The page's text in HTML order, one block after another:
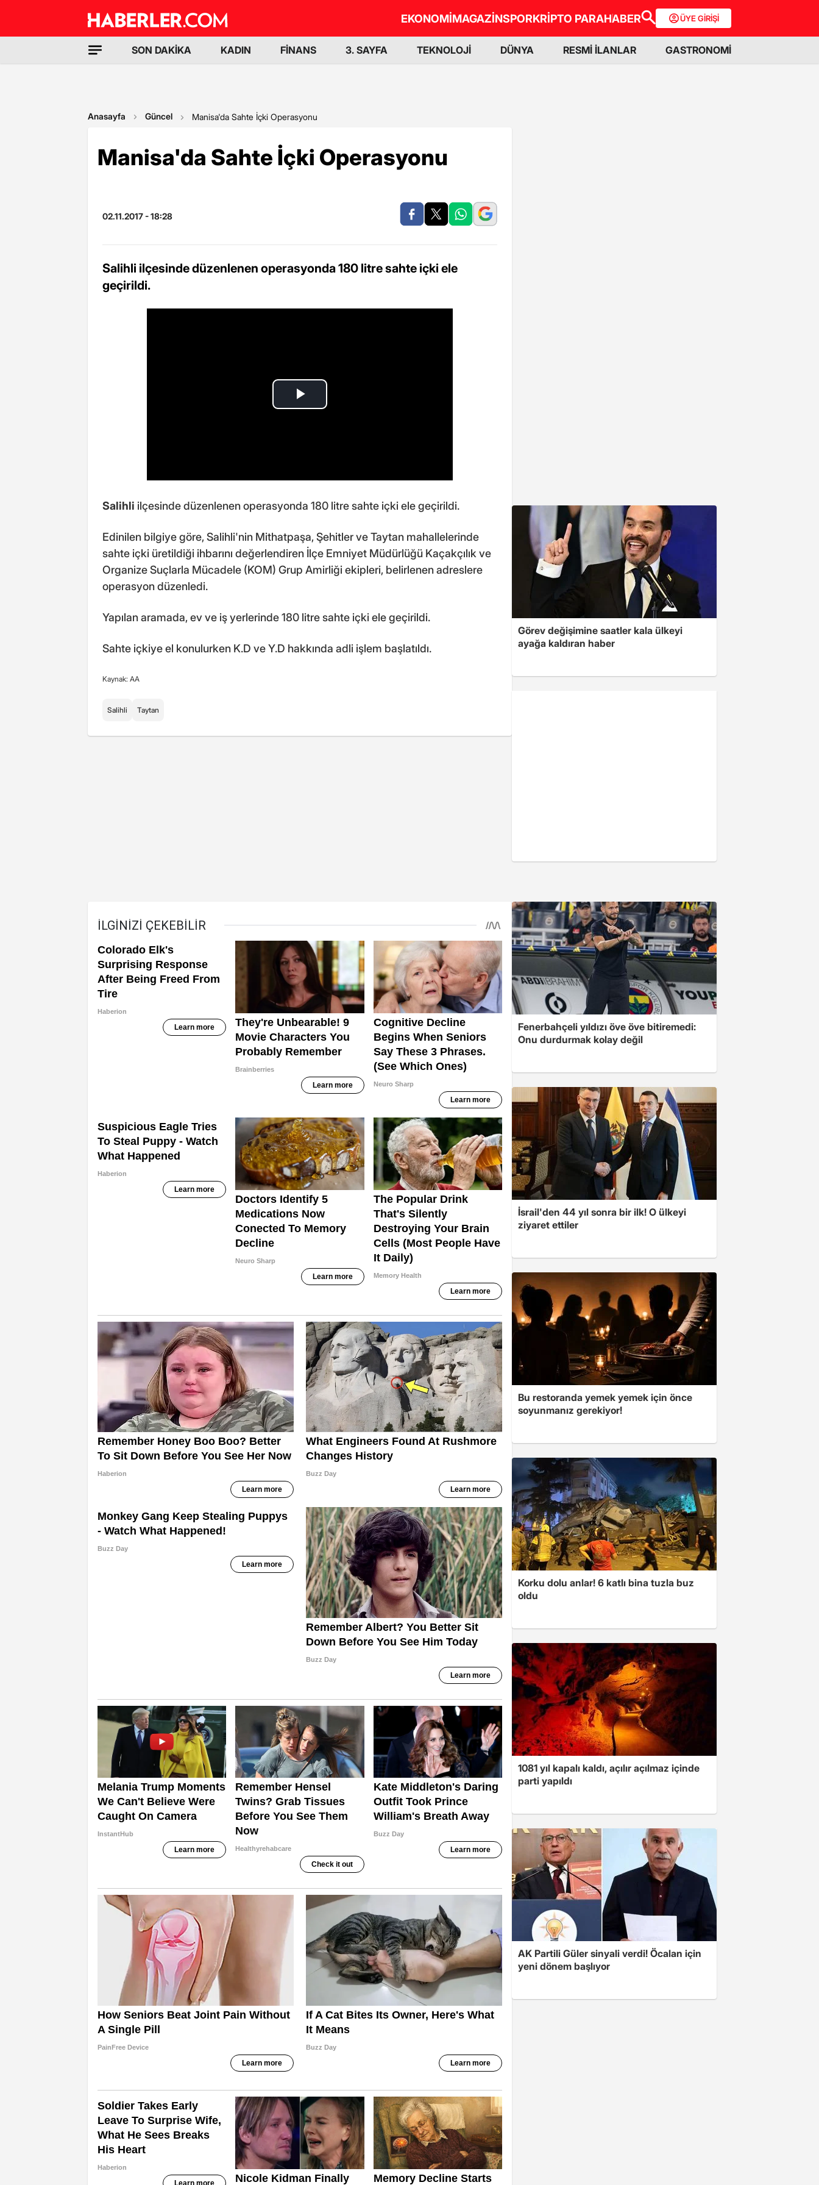
EKONOMİMAGAZİNSPORKRİPTO PARAHABER ÜYE GİRİŞİ
SON DAKİKA KADIN FİNANS 3. SAYFA TEKNOLOJİ DÜNYA RESMİ İLANLAR GASTRONOMİ
Anasayfa Güncel Manisa'da Sahte İçki Operasyonu
Manisa'da Sahte İçki Operasyonu
02.11.2017 - 18:28
Salihli ilçesinde düzenlenen operasyonda 180 litre sahte içki ele
geçirildi.
Salihli ilçesinde düzenlenen operasyonda 180 litre sahte içki ele geçirildi.
Edinilen bilgiye göre, Salihli'nin Mithatpaşa, Şehitler ve Taytan mahallelerinde
sahte içki üretildiği ihbarını değerlendiren İlçe Emniyet Müdürlüğü Kaçakçılık ve
Organize Suçlarla Mücadele (KOM) Grup Amirliği ekipleri, belirlenen adreslere
operasyon düzenledi.
Yapılan aramada, ev ve iş yerlerinde 180 litre sahte içki ele geçirildi.
Sahte içkiye el konulurken K.D ve Y.D hakkında adli işlem başlatıldı.
Kaynak: AA
Salihli Taytan
Görev değişimine saatler kala ülkeyi
ayağa kaldıran haber
Fenerbahçeli yıldızı öve öve bitiremedi:
Onu durdurmak kolay değil
İsrail'den 44 yıl sonra bir ilk! O ülkeyi
ziyaret ettiler
Bu restoranda yemek yemek için önce
soyunmanız gerekiyor!
Korku dolu anlar! 6 katlı bina tuzla buz
oldu
1081 yıl kapalı kaldı, açılır açılmaz içinde
parti yapıldı
AK Partili Güler sinyali verdi! Öcalan için
yeni dönem başlıyor